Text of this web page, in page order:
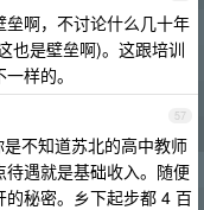
啊，不讨论什么几十年
也是壁垒啊)。这跟培训
样的。
57
不知道苏北的高中教师
遇就是基础收入。随便
秘密。乡下起步都 4 百